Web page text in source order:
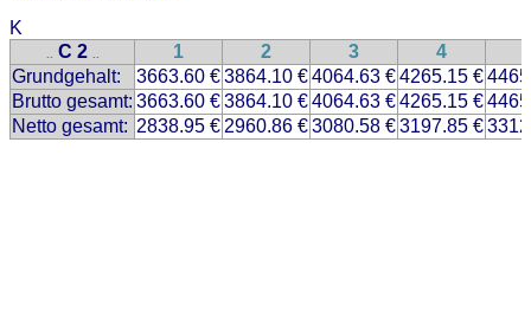
K
.. C 2 .. 1 2 3 4
Grundgehalt:
3663.60 €3864.10 €4064.63 €4265.15 €
Brutto gesamt: 3663.60 €3864.10 €4064.63 €4265.15 €
Netto gesamt: 2838.95 € 2960.86 €3080.58 €3197.85 €